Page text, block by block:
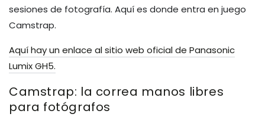
sesiones de fotografía. Aquí es donde entra en juego
Camstrap.
Aquí hay un enlace al sitio web oficial de Panasonic
Lumix GH5.
Camstrap: la correa manos libres
para fotógrafos